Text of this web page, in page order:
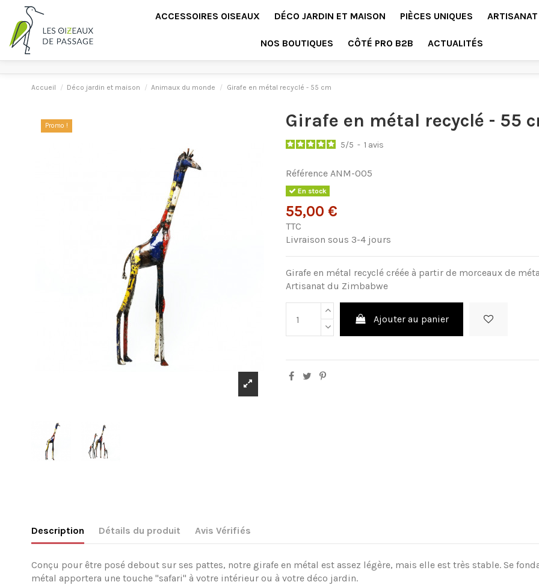
ACCESSOIRES OISEAUX DÉCO JARDIN ET MAISON PIÈCES UNIQUES
NOS BOUTIQUES CÔTÉ PRO B2B ACTUALITÉS
Accueil Déco jardin et maison Animaux du monde Girafe en métal recyclé - 55 cm
Promo ! Girafe en métal recyclé - 55
5/5 - 1 avis
Référence ANM-005
En stock
55,00 €
TTC
Livraison sous 3-4 jours
Girafe en métal recyclé créée à partir de morceaux de
Artisanat du Zimbabwe
Ajouter au panier
Description Détails du produit Avis Vérifiés
Conçu pour être posé debout sur ses pattes, notre girafe en métal est assez légère, mais elle est très stable. Se
métal apportera une touche ''safari'' à votre intérieur ou à votre déco jardin.